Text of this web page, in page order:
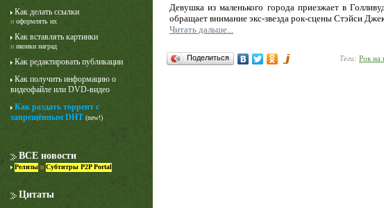
Как делать ссылки
и оформлять их
Как вставлять картинки
и иконки наград
Как редактировать публикации
Как получить информацию о
видеофайле или DVD-видео
Как раздать торрент с
запрещённым DHT (new!)
ВСЕ новости
Релизы и Субтитры P2P Portal
Цитаты
Девушка из маленького города приезжает в
обращает внимание экс-звезда рок-сцены Стэйси
Читать дальше...
Поделиться Теги: Рок на